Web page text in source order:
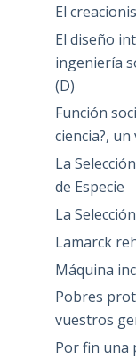
El
El diseño
ingeniería
(D)
Función
ciencia?,
La
de Especie
La
Lamarck
Máquina
Pobres
vuestros
Por fin una